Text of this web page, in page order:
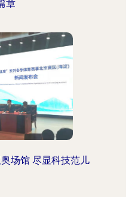
章
场馆 尽显科技范儿